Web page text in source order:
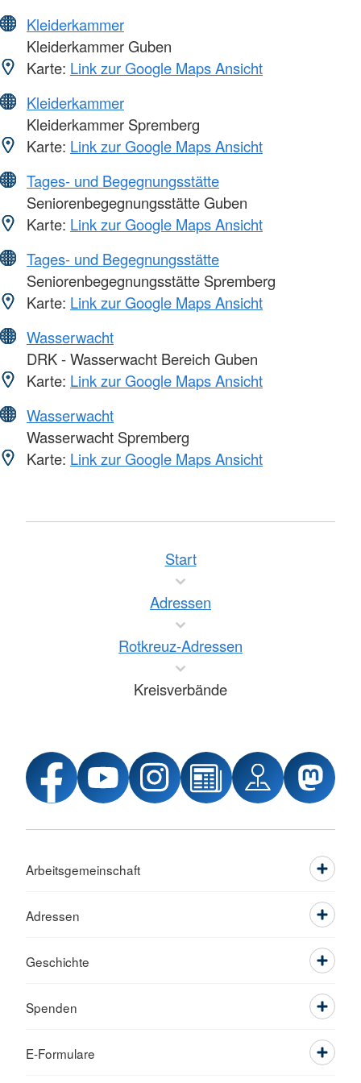
Kleiderkammer
Kleiderkammer Guben
Karte: Link zur Google Maps Ansicht
Kleiderkammer
Kleiderkammer Spremberg
Karte: Link zur Google Maps Ansicht
Tages- und Begegnungsstätte
Seniorenbegegnungsstätte Guben
Karte: Link zur Google Maps Ansicht
Tages- und Begegnungsstätte
Seniorenbegegnungsstätte Spremberg
Karte: Link zur Google Maps Ansicht
Wasserwacht
DRK - Wasserwacht Bereich Guben
Karte: Link zur Google Maps Ansicht
Wasserwacht
Wasserwacht Spremberg
Karte: Link zur Google Maps Ansicht
Start
Adressen
Rotkreuz-Adressen
Kreisverbände
Arbeitsgemeinschaft
Adressen
Geschichte
Spenden
E-Formulare